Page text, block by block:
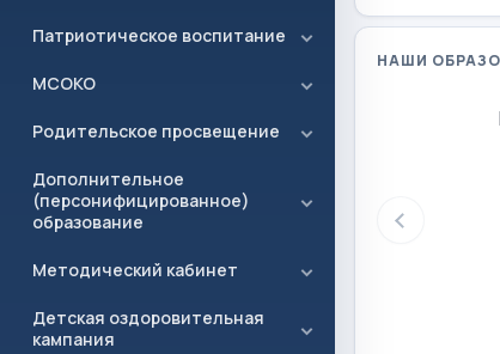
Патриотическое воспитание
МСОКО
Родительское просвещение
Дополнительное
(персонифицированное)
образование
Методический кабинет
Детская оздоровительная
кампания
НАШИ